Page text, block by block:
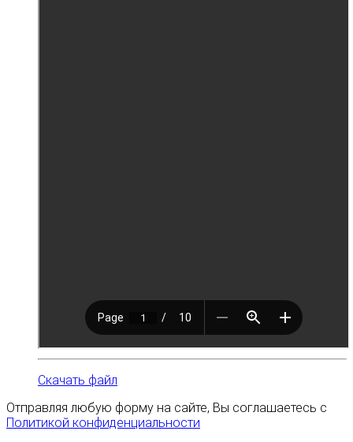
Скачать файл
Отправляя любую форму на сайте, Вы соглашаетесь с
Политикой конфиденциальности